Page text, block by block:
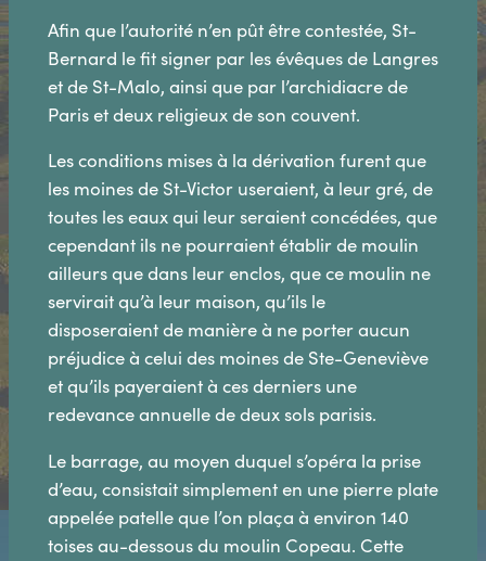
Afin que l’autorité n’en pût être contestée, St-
Bernard le fit signer par les évêques de Langres
et de St-Malo, ainsi que par l’archidiacre de
Paris et deux religieux de son couvent.
Les conditions mises à la dérivation furent que
les moines de St-Victor useraient, à leur gré, de
toutes les eaux qui leur seraient concédées, que
cependant ils ne pourraient établir de moulin
ailleurs que dans leur enclos, que ce moulin ne
servirait qu’à leur maison, qu’ils le
disposeraient de manière à ne porter aucun
préjudice à celui des moines de Ste-Geneviève
et qu’ils payeraient à ces derniers une
redevance annuelle de deux sols parisis.
Le barrage, au moyen duquel s’opéra la prise
d’eau, consistait simplement en une pierre plate
appelée patelle que l’on plaça à environ 140
toises au-dessous du moulin Copeau. Cette